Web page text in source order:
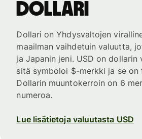
dollari
Dollari on Yhdysvaltojen
maailman vaihdetuin valuutta,
ja Japanin jeni. USD on dollarin
sitä symboloi $-merkki ja se on
Dollarin muuntokerroin on 6
numeroa.
Lue lisätietoja valuutasta USD